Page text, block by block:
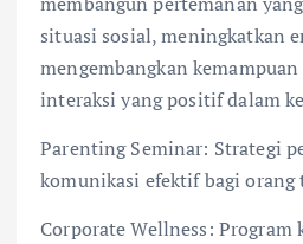
situasi sosial, meningkatkan
mengembangkan
interaksi yang positif dalam
Parenting Seminar: Strategi
komunikasi efektif bagi orang
Corporate Wellness: Program